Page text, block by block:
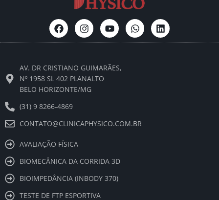
F
a
c
o
o
k
I
n
s
g
r
a
Y
o
u
b
W
h
a
L
i
n
AV. DR CRISTIANO GUIMARÃES,
Nº 1958 SL 402 PLANALTO
BELO HORIZONTE/MG
(31) 9 8266-4869
CONTATO@CLINICAPHYSICO.COM.BR
AVALIAÇÃO FÍSICA
BIOMECÂNICA DA CORRIDA 3D
BIOIMPEDÂNCIA (INBODY 370)
TESTE DE FTP ESPORTIVA